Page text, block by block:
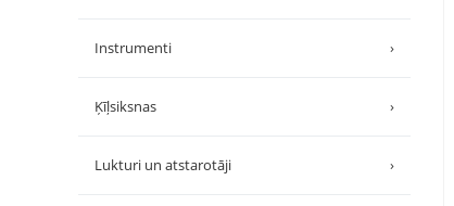
Instrumenti ›
Ķīļsiksnas ›
Lukturi un atstarotāji ›